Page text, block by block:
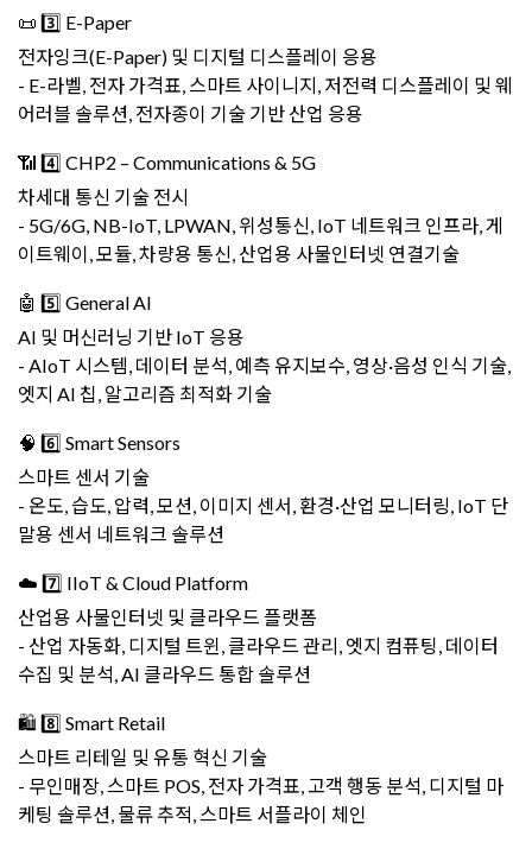
📜 3️⃣ E-Paper
전자잉크(E-Paper) 및 디지털 디스플레이 응용
- E-라벨, 전자 가격표, 스마트 사이니지, 저전력 디스플레이 및 웨
어러블 솔루션, 전자종이 기술 기반 산업 응용
📶 4️⃣ CHP2 – Communications & 5G
차세대 통신 기술 전시
- 5G/6G, NB-IoT, LPWAN, 위성통신, IoT 네트워크 인프라, 게
이트웨이, 모듈, 차량용 통신, 산업용 사물인터넷 연결기술
🤖 5️⃣ General AI
AI 및 머신러닝 기반 IoT 응용
- AIoT 시스템, 데이터 분석, 예측 유지보수, 영상·음성 인식 기술,
엣지 AI 칩, 알고리즘 최적화 기술
🧠 6️⃣ Smart Sensors
스마트 센서 기술
- 온도, 습도, 압력, 모션, 이미지 센서, 환경·산업 모니터링, IoT 단
말용 센서 네트워크 솔루션
☁️ 7️⃣ IIoT & Cloud Platform
산업용 사물인터넷 및 클라우드 플랫폼
- 산업 자동화, 디지털 트윈, 클라우드 관리, 엣지 컴퓨팅, 데이터
수집 및 분석, AI 클라우드 통합 솔루션
🛍️ 8️⃣ Smart Retail
스마트 리테일 및 유통 혁신 기술
- 무인매장, 스마트 POS, 전자 가격표, 고객 행동 분석, 디지털 마
케팅 솔루션, 물류 추적, 스마트 서플라이 체인